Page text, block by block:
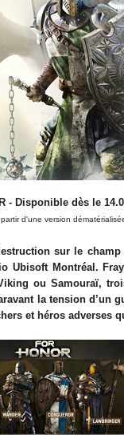
- Disponible dès le 14
d'une version
sur le
Ubisoft Montréal.
ou Samouraï,
la tension d’un
et héros adverses